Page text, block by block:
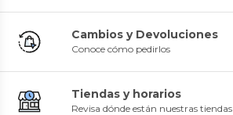
Cambios y Devoluciones
Conoce cómo pedirlos
Tiendas y horarios
Revisa dónde están nuestras tiendas